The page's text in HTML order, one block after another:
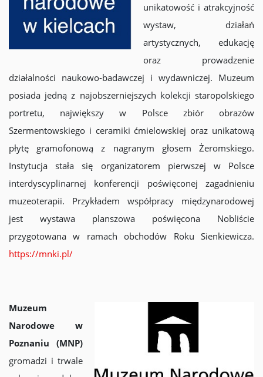
unikatowość i atrakcyjność
wystaw, działań
artystycznych, edukację
oraz prowadzenie
działalności naukowo-badawczej i wydawniczej. Muzeum
posiada jedną z najobszerniejszych kolekcji staropolskiego
portretu, największy w Polsce zbiór obrazów
Szermentowskiego i ceramiki ćmielowskiej oraz unikatową
płytę gramofonową z nagranym głosem Żeromskiego.
Instytucja stała się organizatorem pierwszej w Polsce
interdyscyplinarnej konferencji poświęconej zagadnieniu
muzeoterapii. Przykładem współpracy międzynarodowej
jest wystawa planszowa poświęcona Nobliście
przygotowana w ramach obchodów Roku Sienkiewicza.
https://mnki.pl/
Muzeum
Narodowe w
Poznaniu (MNP)
gromadzi i trwale